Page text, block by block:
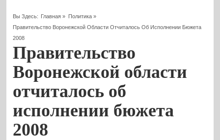
Вы Здесь: Главная » Политика»
Правительство Воронежской Области Отчиталось Об Исполнении Бюжета
2008
Правительство
Воронежской области
отчиталось об
исполнении бюжета
2008